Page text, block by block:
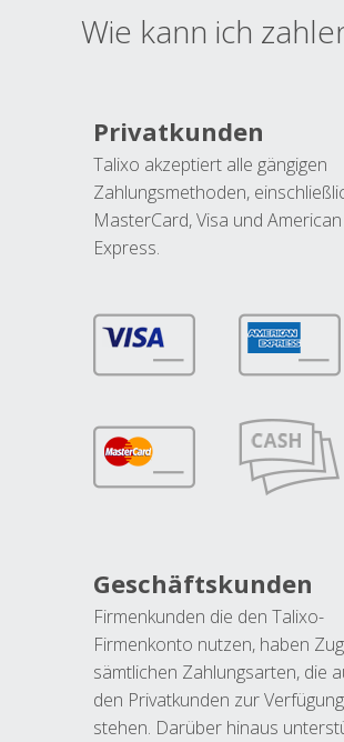
Wie kann ich
Privatkunden
Talixo akzeptiert alle gängigen
Zahlungsmethoden,
MasterCard, Visa und American
Express.
Geschäftskunden
Firmenkunden die den Talixo-
Firmenkonto nutzen, haben
sämtlichen Zahlungsarten, die
den Privatkunden zur Verfügung
stehen. Darüber hinaus